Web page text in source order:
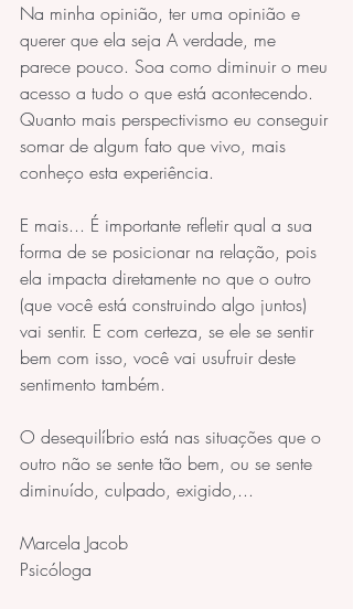
Na minha opinião, ter uma opinião e
querer que ela seja A verdade, me
parece pouco. Soa como diminuir o meu
acesso a tudo o que está acontecendo.
Quanto mais perspectivismo eu conseguir
somar de algum fato que vivo, mais
conheço esta experiência.
E mais... É importante refletir qual a sua
forma de se posicionar na relação, pois
ela impacta diretamente no que o outro
(que você está construindo algo juntos)
vai sentir. E com certeza, se ele se sentir
bem com isso, você vai usufruir deste
sentimento também.
O desequilíbrio está nas situações que o
outro não se sente tão bem, ou se sente
diminuído, culpado, exigido,...
Marcela Jacob
Psicóloga